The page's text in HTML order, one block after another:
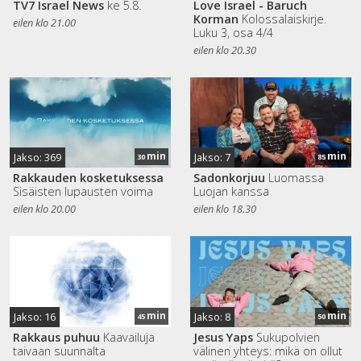
22.00 Wonder, osa 2/6. Läheisyyden kulttuuri
Uusi testamentti avautuu
23.45 Osa 12. Lauluntekijä Pekka Simojoki
Se löytyi
Pe 7.8.
00.00 Kaikki on pelissä, osa 18. Voittajat palkitaan
Come Home Kids
00.30 Arvoituksellinen Babylon
Valmistaudu lopun aikoihin
Jumalan lapseus, oikeudet ja velvollisuudet
Ilpoisten piiri
Kuningas Saul ja uskosta luopuminen
Café Raamattu
02.00 Jumalan nimi
Kosketuskohta
TV7 Israel News ke 5.8.
eilen klo 21.00
Love Israel - Baruch
Korman Kolossalaiskirje.
Luku 3, osa 4/4
eilen klo 20.30
30 min
Jakso: 369
Rakkauden kosketuksessa
Sisäisten lupausten voima
eilen klo 20.00
85min
Jakso: 7
Sadonkorjuu Luomassa
Luojan kanssa
eilen klo 18.30
45 min
Jakso: 16
Rakkaus puhuu Kaavailuja
taivaan suunnalta
50 min
Jakso: 8
Jesus Yaps Sukupolvien
välinen yhteys: mikä on ollut